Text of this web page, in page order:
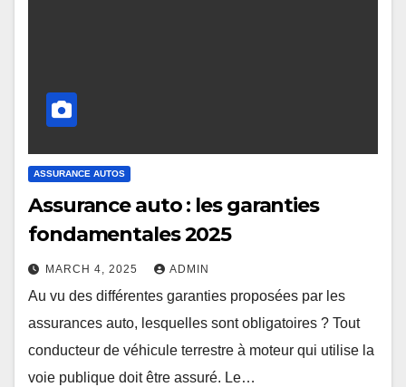
ASSURANCE AUTOS
Assurance auto : les garanties
fondamentales 2025
MARCH 4, 2025 ADMIN
Au vu des différentes garanties proposées par les
assurances auto, lesquelles sont obligatoires ? Tout
conducteur de véhicule terrestre à moteur qui utilise la
voie publique doit être assuré. Le…